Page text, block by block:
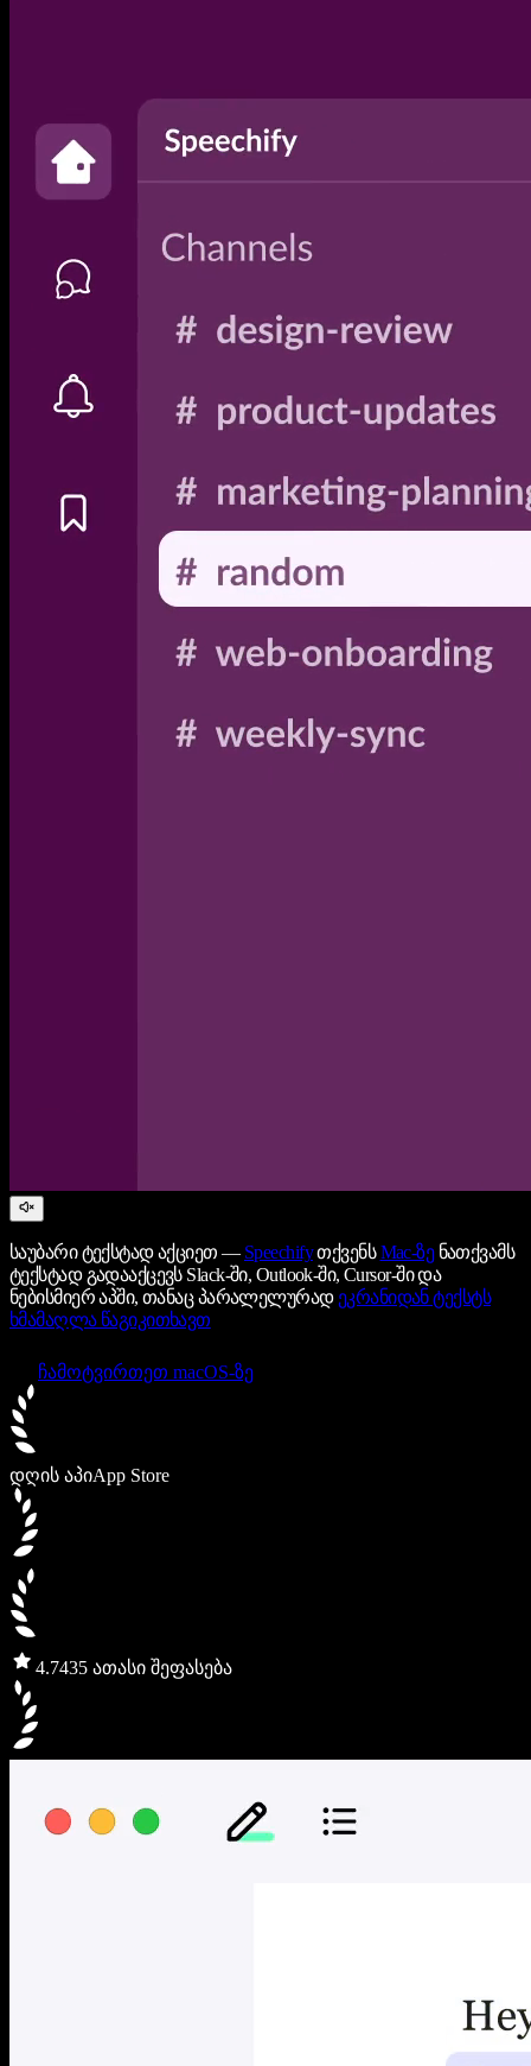
საუბარი ტექსტად აქციეთ — SpeechifyთქვენსMac-ზენათქვამს
ტექსტად გადააქცევს Slack-ში, Outlook-ში, Cursor-ში და
ნებისმიერ აპში, თანაც პარალელურად ეკრანიდან ტექსტს
ხმამაღლა წაგიკითხავთ
ჩამოტვირთეთ macOS-ზე
დღის აპიApp Store
4.7435 ათასი შეფასება